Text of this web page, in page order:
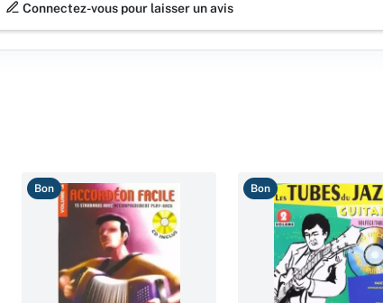
Connectez-vous pour laisser un avis
Bon Bon